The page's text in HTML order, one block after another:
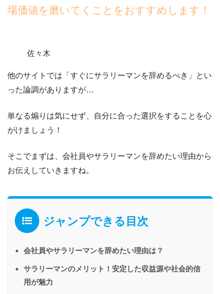
場価値を磨いてくことをおすすめします！
佐々木
他のサイトでは「すぐにサラリーマンを辞めるべき」とい
った論調がありますが…
単なる煽りは気にせず、自分に合った選択をすることを心
がけましょう！
そこでまずは、 会社員やサラリーマンを辞めたい理由から
お伝えしていきますね。
ジャンプできる目次
会社員やサラリーマンを辞めたい理由は？
サラリーマンのメリット！安定した収益源や社会的信
用が魅力